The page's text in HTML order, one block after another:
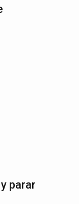
parar